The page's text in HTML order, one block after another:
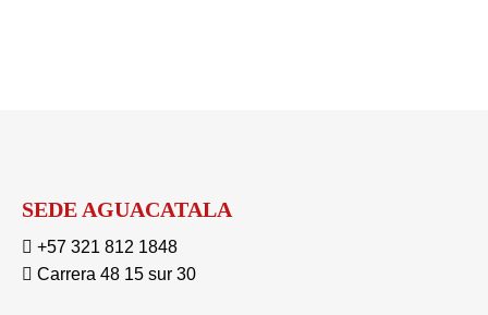
SEDE AGUACATALA
+57 321 812 1848
Carrera 48 15 sur 30